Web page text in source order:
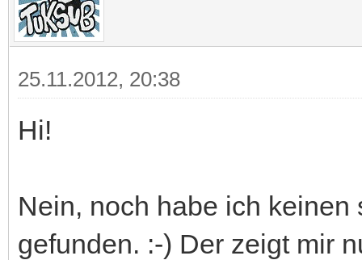
25.11.2012, 20:38
Hi!
Nein, noch habe ich
gefunden. :-) Der zeigt mir